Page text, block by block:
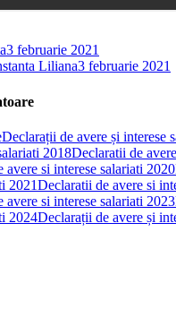
3 februarie 2021
Liliana3 februarie 2021
Declarații de avere și interese
2018Declaratii de
avere si interese salariati 2020
2021Declaratii de avere si
avere si interese salariati 2023
2024Declarații de avere și